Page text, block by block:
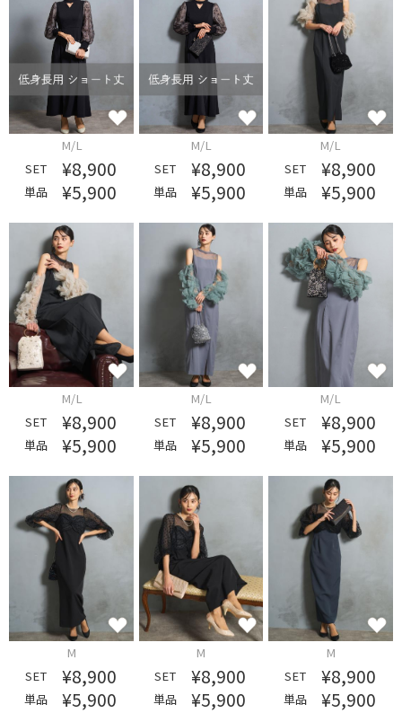
M/L
SET
¥8,900
単品 ¥5,900
M/L
SET
¥8,900
単品 ¥5,900
M/L
SET
¥8,900
単品 ¥5,900
M/L
SET
¥8,900
単品 ¥5,900
M/L
SET
¥8,900
単品 ¥5,900
M/L
SET
¥8,900
単品 ¥5,900
M
SET
¥8,900
単品 ¥5,900
M
SET
¥8,900
単品 ¥5,900
M
SET
¥8,900
単品 ¥5,900